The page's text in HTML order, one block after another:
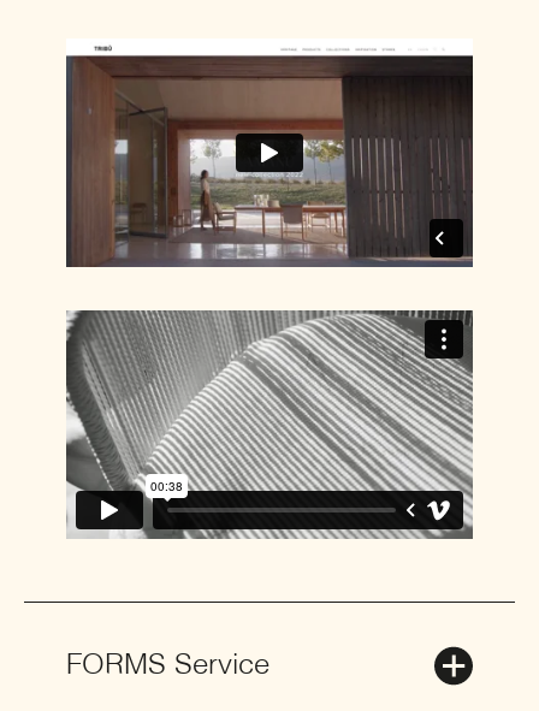
FORMS Service